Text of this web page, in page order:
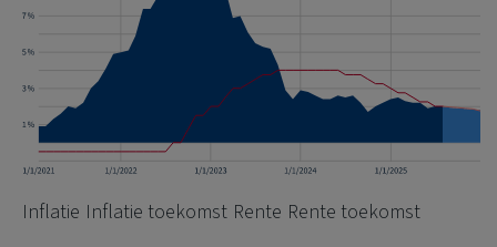
Inflatie Inflatie toekomst Rente Rente toekomst